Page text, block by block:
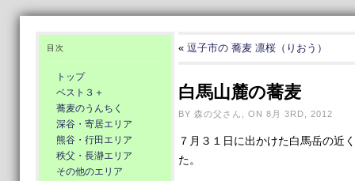
目次
トップ
ベスト３＋
蕎麦のうんちく
深谷・寄居エリア
熊谷・行田エリア
秩父・長瀞エリア
その他のエリア
« 逗子市の 蕎麦 凛桜（りおう）
白馬山麓の蕎麦
BY 森の父さん, ON 8月 3RD, 2012
７月３１日に出かけた白馬岳の近
た。